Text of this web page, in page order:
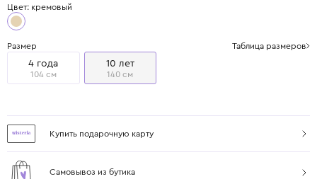
Цвет: кремовый
Размер Таблица размеров
4 года
104 см
10 лет
140 см
Купить подарочную карту
Самовывоз из бутика